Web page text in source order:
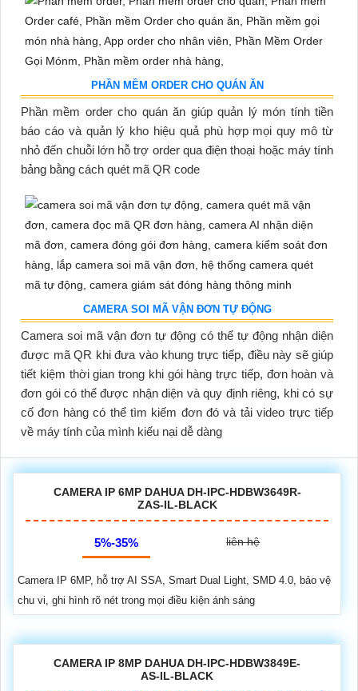
PHẦN MỀM ORDER CHO QUÁN ĂN
Phần mềm order cho quán ăn giúp quản lý món tính tiền
báo cáo và quản lý kho hiệu quả phù hợp mọi quy mô từ
nhỏ đến chuỗi lớn hỗ trợ order qua điện thoại hoặc máy tính
bảng bằng cách quét mã QR code
CAMERA SOI MÃ VẬN ĐƠN TỰ ĐỘNG
Camera soi mã vận đơn tự động có thể tự động nhận diện
được mã QR khi đưa vào khung trực tiếp, điều này sẽ giúp
tiết kiệm thời gian trong khi gói hàng trực tiếp, đơn hoàn và
đơn gói có thể được nhận diện và quy định riêng, khi có sự
cố đơn hàng có thể tìm kiếm đơn đó và tải video trực tiếp
về máy tính của mình kiếu nại dễ dàng
CAMERA IP 6MP DAHUA DH-IPC-HDBW3649R-
ZAS-IL-BLACK
5%-35% liên hệ
Camera IP 6MP, hỗ trợ AI SSA, Smart Dual Light, SMD 4.0, bảo vệ
chu vi, ghi hình rõ nét trong mọi điều kiện ánh sáng
CAMERA IP 8MP DAHUA DH-IPC-HDBW3849E-
AS-IL-BLACK